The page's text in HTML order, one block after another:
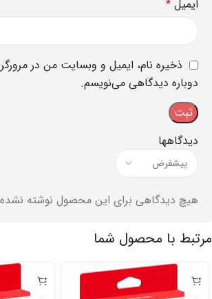
دیدگاهها
هیچ دیدگاهی برای این محصول نوشته
ایمیل *
ذخیره نام، ایمیل و وبسایت من در
دوباره دیدگاهی می‌نویسم.
مرتبط با محصول شما